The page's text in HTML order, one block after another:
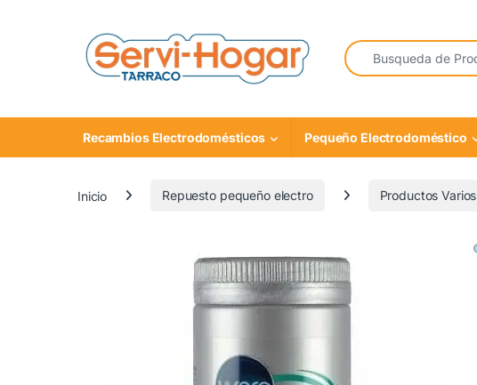
Buscar:
Recambios Electrodomésticos Pequeño Electrodoméstico
Inicio Repuesto pequeño electro Productos Varios